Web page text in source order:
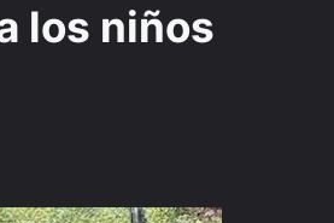
los niños